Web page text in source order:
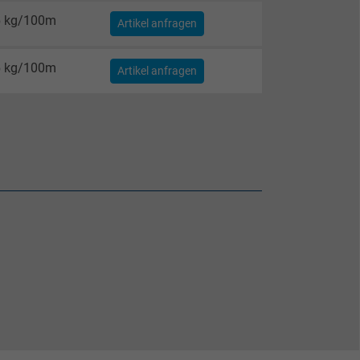
kg/100m Artikel anfragen
kg/100m Artikel anfragen